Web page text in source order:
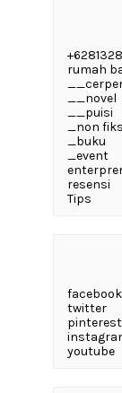
rumah
__novel
__puisi
_non
_buku
_event
resensi
Tips
twitter
youtube